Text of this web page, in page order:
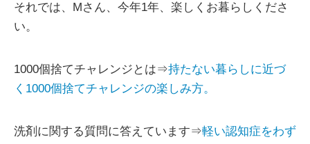
それでは、Mさん、今年1年、楽しくお暮らしくださ
い。
1000個捨てチャレンジとは⇒持たない暮らしに近づ
く1000個捨てチャレンジの楽しみ方。
洗剤に関する質問に答えています⇒軽い認知症をわず